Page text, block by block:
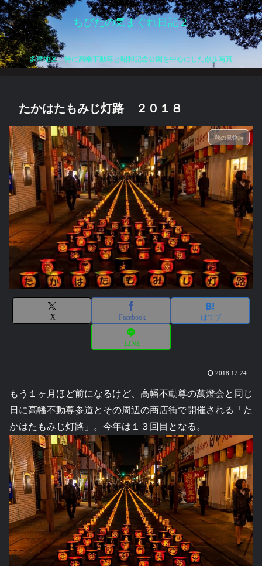
ちびたの気まぐれ日記２
多摩地区、特に高幡不動尊と昭和記念公園を中心にした散歩写真
たかはたもみじ灯路 ２０１８
秋の風物詩
X Facebook はてブ
LINE
2018.12.24
もう１ヶ月ほど前になるけど、高幡不動尊の萬燈会と同じ
日に高幡不動尊参道とその周辺の商店街で開催される「た
かはたもみじ灯路」。今年は１３回目となる。